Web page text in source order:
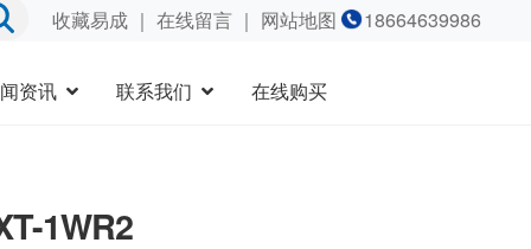
收藏易成｜ 在线留言｜ 网站地图 18664639986
资讯 联系我们 在线购买
1WR2